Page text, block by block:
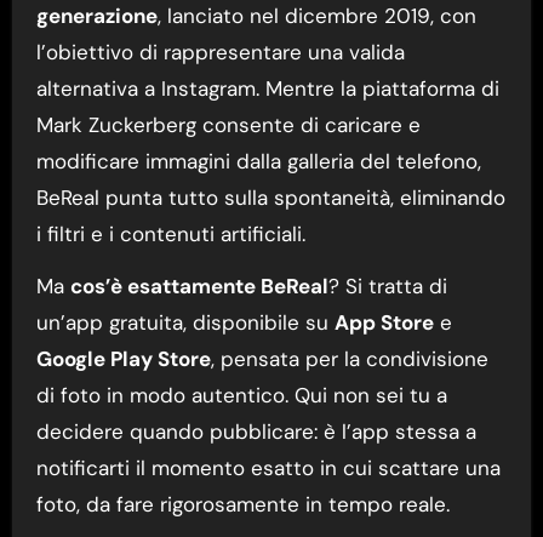
generazione, lanciato nel dicembre 2019, con
l’obiettivo di rappresentare una valida
alternativa a Instagram. Mentre la piattaforma di
Mark Zuckerberg consente di caricare e
modificare immagini dalla galleria del telefono,
BeReal punta tutto sulla spontaneità, eliminando
i filtri e i contenuti artificiali.
Ma cos’è esattamente BeReal? Si tratta di
un’app gratuita, disponibile su App Storee
Google Play Store, pensata per la condivisione
di foto in modo autentico. Qui non sei tu a
decidere quando pubblicare: è l’app stessa a
notificarti il momento esatto in cui scattare una
foto, da fare rigorosamente in tempo reale.